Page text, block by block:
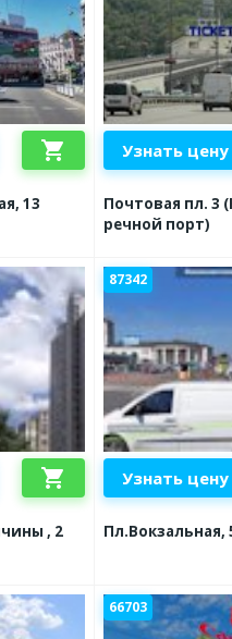
shopping_cart
13
Узнать цену
Почтовая пл. 3
речной порт)
shopping_cart
, 2
87342
Узнать цену
Пл.Вокзальная,
66703